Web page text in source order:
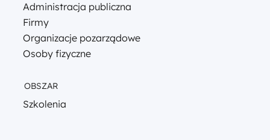
Administracja publiczna
Firmy
Organizacje pozarządowe
Osoby fizyczne
OBSZAR
Szkolenia